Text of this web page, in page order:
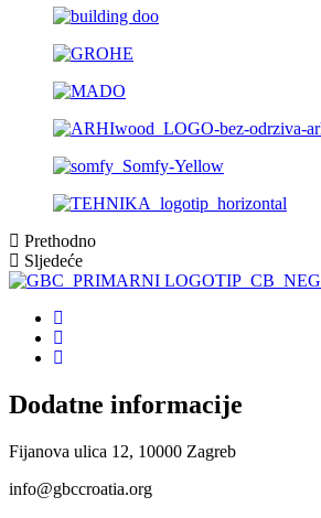
Prethodno
Sljedeće
Dodatne informacije
Fijanova ulica 12, 10000 Zagreb
info@gbccroatia.org